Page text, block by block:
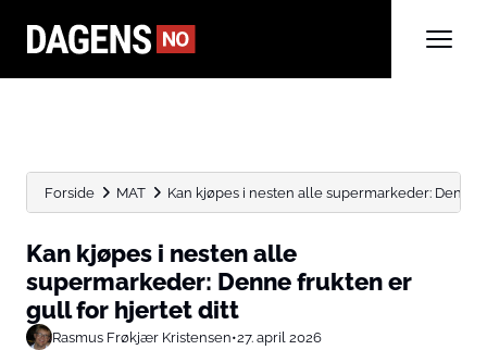
Forside MAT Kan kjøpes i nesten alle supermarkeder: Denne
Kan kjøpes i nesten alle
supermarkeder: Denne frukten er
gull for hjertet ditt
Rasmus Frøkjær Kristensen•27. april 2026